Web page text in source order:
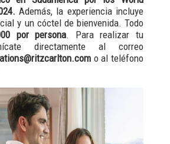
Además, la experiencia incluye
y un cóctel de bienvenida. Todo
por persona. Para realizar tu
directamente al correo
o al teléfono